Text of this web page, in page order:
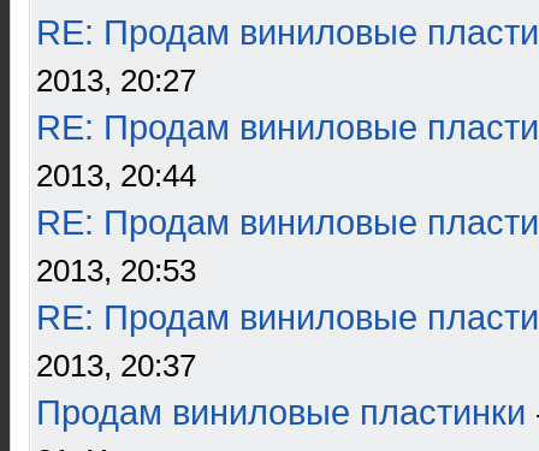
RE: Продам виниловые
2013, 20:27
RE: Продам виниловые
2013, 20:44
RE: Продам виниловые
2013, 20:53
RE: Продам виниловые
2013, 20:37
Продам виниловые пластинки